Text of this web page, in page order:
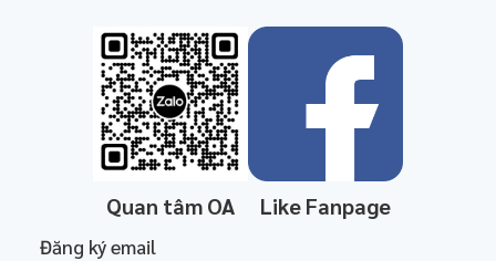
Quan tâm OA Like Fanpage
Đăng ký email